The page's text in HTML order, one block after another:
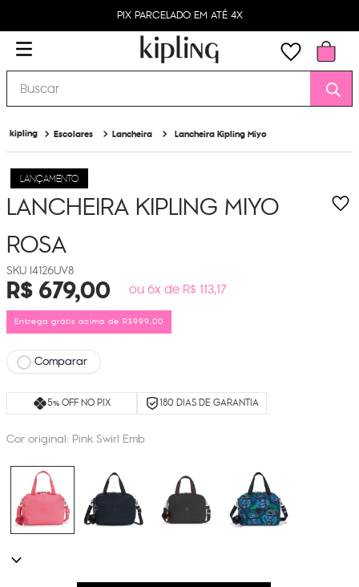
PIX PARCELADO EM ATÉ 4X
Buscar
Escolares Lancheira Lancheira Kipling Miyo
LANÇAMENTO
LANCHEIRA KIPLING MIYO
ROSA
I4126UV8
R$679,00 ou 6x de R$ 113,17
Entrega grátis acima de R$999,00
Comparar
5% OFF NO PIX 180 DIAS DE GARANTIA
Cor original: Pink Swirl Emb